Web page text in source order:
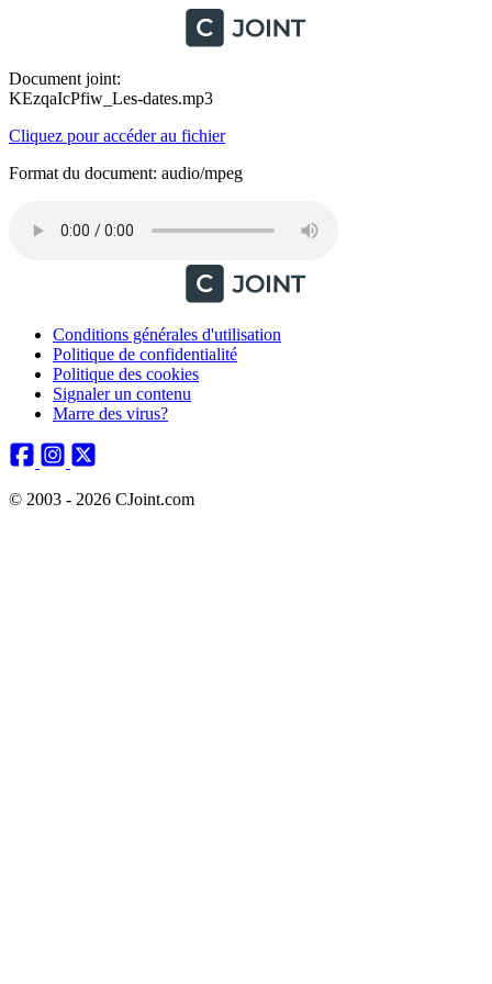
Document joint:
KEzqaIcPfiw_Les-dates.mp3
Cliquez pour accéder au fichier
Format du document: audio/mpeg
Conditions générales d'utilisation
Politique de confidentialité
Politique des cookies
Signaler un contenu
Marre des virus?
© 2003 - 2026 CJoint.com